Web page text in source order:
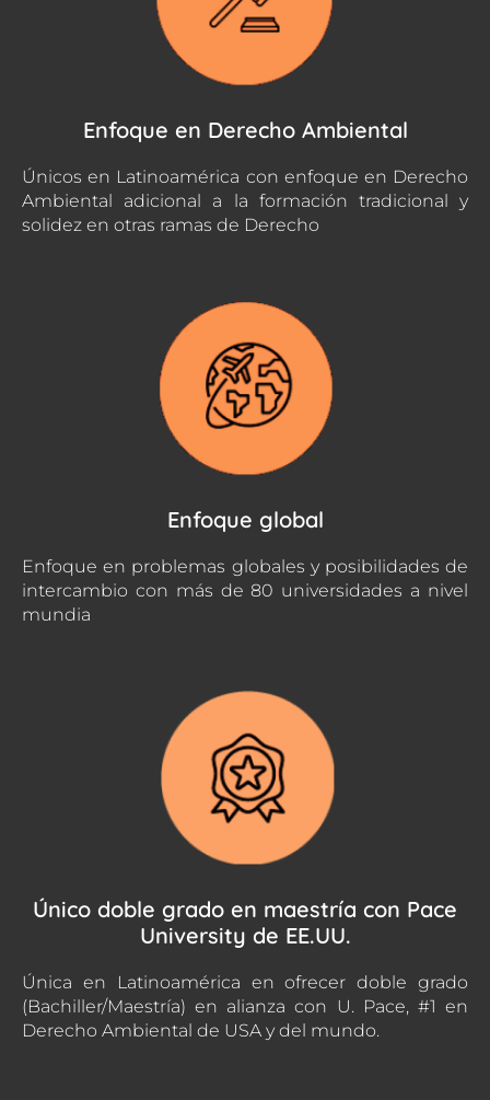
Enfoque en Derecho Ambiental
Únicos en Latinoamérica con enfoque en Derecho
Ambiental adicional a la formación tradicional y
solidez en otras ramas de Derecho
Enfoque global
Enfoque en problemas globales y posibilidades de
intercambio con más de 80 universidades a nivel
mundia
Único doble grado en maestría con Pace
University de EE.UU.
Única en Latinoamérica en ofrecer doble grado
(Bachiller/Maestría) en alianza con U. Pace, #1 en
Derecho Ambiental de USA y del mundo.